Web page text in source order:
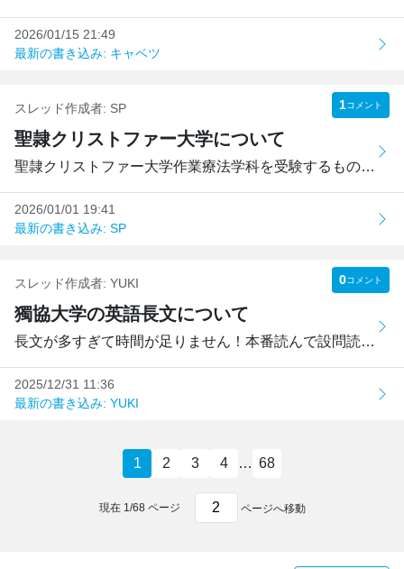
2026/01/15 21:49
最新の書き込み: キャベツ
スレッド作成者: SP 1コメント
聖隷クリストファー大学について
聖隷クリストファー大学作業療法学科を受験するものなのです...
2026/01/01 19:41
最新の書き込み: SP
スレッド作成者: YUKI 0コメント
獨協大学の英語長文について
長文が多すぎて時間が足りません！本番読んで設問読んで答え...
2025/12/31 11:36
最新の書き込み: YUKI
1 2 3 4 … 68
現在 1/68 ページ ページへ移動